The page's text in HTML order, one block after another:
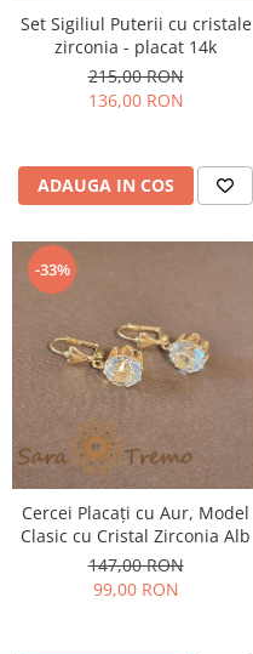
Set Sigiliul Puterii cu cristale
zirconia - placat 14k
215,00 RON
136,00 RON
ADAUGA IN COS
-33%
Cercei Placați cu Aur, Model
Clasic cu Cristal Zirconia Alb
147,00 RON
99,00 RON